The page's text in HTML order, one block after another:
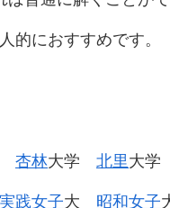
的におすすめです。
杏林大学 北里大学
実践女子大 昭和女子